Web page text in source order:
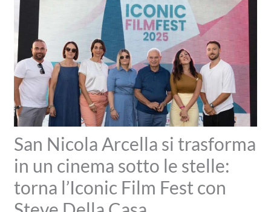
San Nicola Arcella si trasforma
in un cinema sotto le stelle:
torna l’Iconic Film Fest con